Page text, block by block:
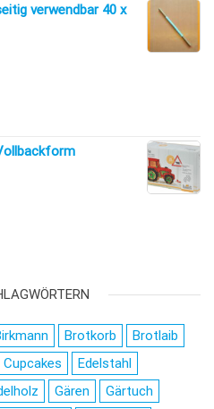
verwendbar 40 x
Brotkorb
Brotlaib
Cupcakes
Edelstahl
Gären
Gärtuch